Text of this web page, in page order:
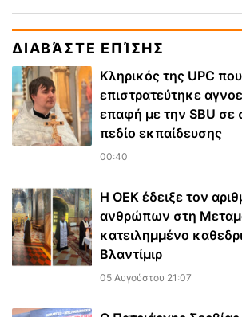
ΔΙΑΒΆΣΤΕ ΕΠΊΣΗΣ
Κληρικός της UPC που
επιστρατεύτηκε
επαφή με την SBU σε
πεδίο εκπαίδευσης
00:40
Η ΟΕΚ έδειξε τον
ανθρώπων στη
κατειλημμένο
Βλαντίμιρ
05 Αυγούστου 21:07